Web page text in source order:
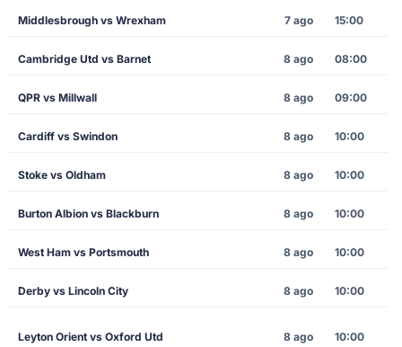
Middlesbrough vs Wrexham 7 ago 15:00
Cambridge Utd vs Barnet 8 ago 08:00
QPR vs Millwall 8 ago 09:00
Cardiff vs Swindon 8 ago 10:00
Stoke vs Oldham 8 ago 10:00
Burton Albion vs Blackburn 8 ago 10:00
West Ham vs Portsmouth 8 ago 10:00
Derby vs Lincoln City 8 ago 10:00
Leyton Orient vs Oxford Utd 8 ago 10:00